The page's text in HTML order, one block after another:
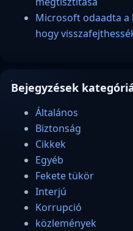
Microsoft odaadta a
hogy
Bejegyzések
Általános
Biztonság
Cikkek
Egyéb
Fekete tükör
Interjú
Korrupció
közlemények